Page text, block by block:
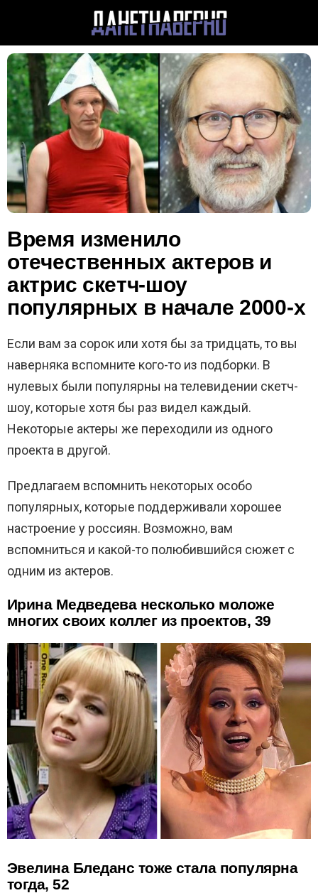
Время изменило
отечественных актеров и
актрис скетч-шоу
популярных в начале 2000-х
Если вам за сорок или хотя бы за тридцать, то вы
наверняка вспомните кого-то из подборки. В
нулевых были популярны на телевидении скетч-
шоу, которые хотя бы раз видел каждый.
Некоторые актеры же переходили из одного
проекта в другой.
Предлагаем вспомнить некоторых особо
популярных, которые поддерживали хорошее
настроение у россиян. Возможно, вам
вспомниться и какой-то полюбившийся сюжет с
одним из актеров.
Ирина Медведева несколько моложе
многих своих коллег из проектов, 39
Эвелина Бледанс тоже стала популярна
тогда, 52